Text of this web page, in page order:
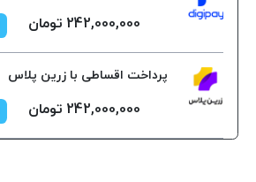
242,000,000 تومان
پرداخت اقساطی با زرین پلاس
242,000,000 تومان